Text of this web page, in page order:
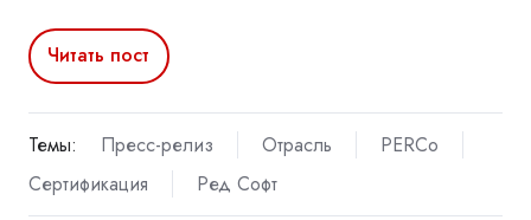
Читать пост
Темы: Пресс-релиз Отрасль
PERCo
Сертификация
Ред Софт